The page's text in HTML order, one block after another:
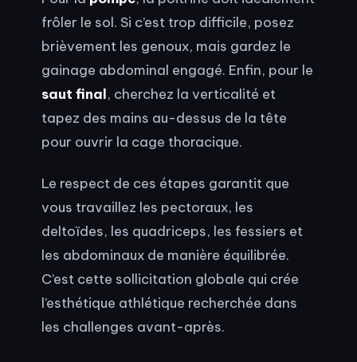
frôler le sol. Si c’est trop difficile, posez
brièvement les genoux, mais gardez le
gainage abdominal engagé. Enfin, pour le
saut final, cherchez la verticalité et
tapez des mains au-dessus de la tête
pour ouvrir la cage thoracique.
Le respect de ces étapes garantit que
vous travaillez les pectoraux, les
deltoïdes, les quadriceps, les fessiers et
les abdominaux de manière équilibrée.
C’est cette sollicitation globale qui crée
l’esthétique athlétique recherchée dans
les challenges avant-après.